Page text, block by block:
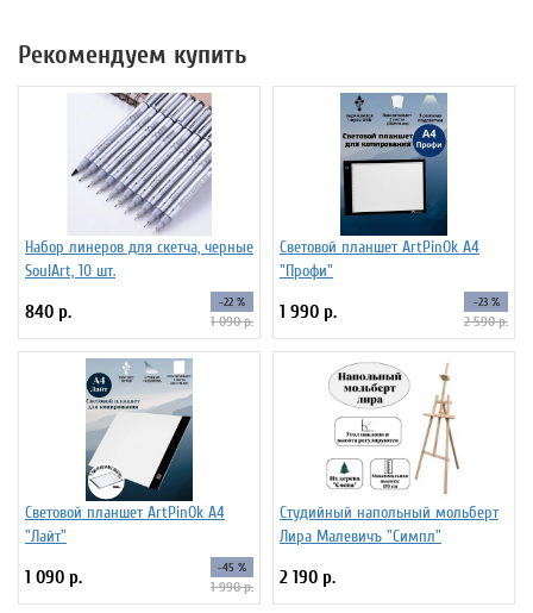
Рекомендуем купить
Набор линеров для скетча, черные
SoulArt, 10 шт.
840 р. -22 %
1 090 р.
Световой планшет ArtPinOk А4
"Профи"
1 990 р. -23 %
2 590 р.
Световой планшет ArtPinOk А4
"Лайт"
1 090 р. -45 %
1 990 р.
Студийный напольный мольберт
Лира Малевичъ "Симпл"
2 190 р.